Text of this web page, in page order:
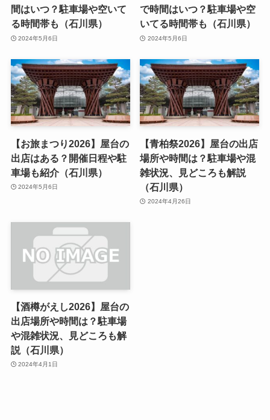
間はいつ？駐車場や空いて
る時間帯も（石川県）
2024年5月6日
で時間はいつ？駐車場や空
いてる時間帯も（石川県）
2024年5月6日
【お旅まつり2026】屋台の
出店はある？開催日程や駐
車場も紹介（石川県）
2024年5月6日
【青柏祭2026】屋台の出店
場所や時間は？駐車場や混
雑状況、見どころも解説
（石川県）
2024年4月26日
【酒樽がえし2026】屋台の
出店場所や時間は？駐車場
や混雑状況、見どころも解
説（石川県）
2024年4月1日